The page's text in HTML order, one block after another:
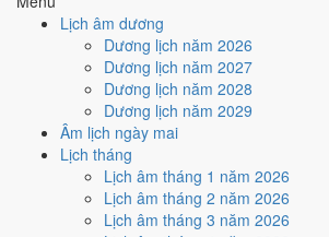
Lịch âm dương
Dương lịch năm 2026
Dương lịch năm 2027
Dương lịch năm 2028
Dương lịch năm 2029
Âm lịch ngày mai
Lịch tháng
Lịch âm tháng 1 năm 2026
Lịch âm tháng 2 năm 2026
Lịch âm tháng 3 năm 2026
Cách tính ngày tốt
🏗️
Động thổ - khởi công
Xấu
Động thổ - khởi công hôm nay ở
Ngày Hắc Đạogây bất lợi.
Cách tính ngày tốt
🏡 Nhập trạch - vào nhà mới
Xấu
Nhập trạch - vào nhà mới hôm nay ở
Bế và Ngày Hắc Đạogây bất lợi.